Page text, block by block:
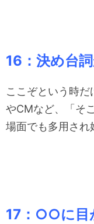
16：決め台
ここぞという時
やCMなど、「そ
場面でも多用され
17：○○に目